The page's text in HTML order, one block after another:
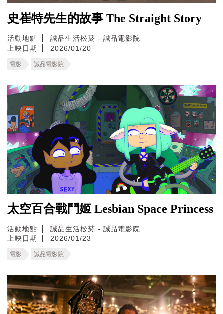
史崔特先生的故事 The Straight Story
活動地點
誠品生活松菸 - 誠品電影院
上映日期
2026/01/20
電影 誠品電影院
太空百合戰鬥姬 Lesbian Space Princess
活動地點
誠品生活松菸 - 誠品電影院
上映日期
2026/01/23
電影 誠品電影院